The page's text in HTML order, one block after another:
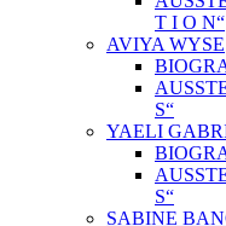
T I O N“
AVIYA WYSE
S“
YAELI
S“
SABINE